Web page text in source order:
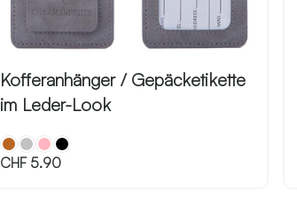
Kofferanhänger / Gepäcketikette
im Leder-Look
CHF5.90